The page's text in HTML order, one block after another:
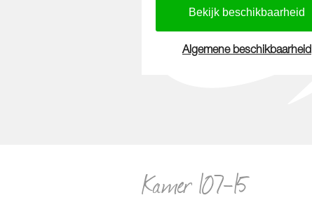
Algemene beschikbaarheid
Kamer 107-15